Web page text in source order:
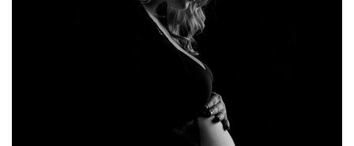
IMPERDIET